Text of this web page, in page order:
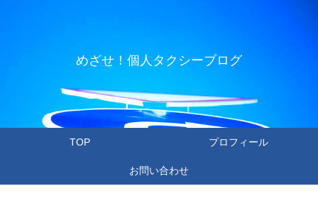
めざせ！個人タクシーブログ
TOP プロフィール
お問い合わせ